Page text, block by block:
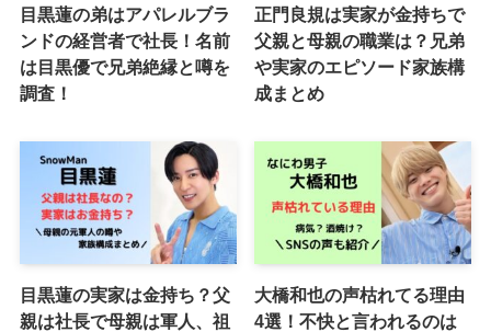
目黒蓮の弟はアパレルブラ
ンドの経営者で社長！名前
は目黒優で兄弟絶縁と噂を
調査！
正門良規は実家が金持ちで
父親と母親の職業は？兄弟
や実家のエピソード家族構
成まとめ
目黒蓮の実家は金持ち？父
親は社長で母親は軍人、祖
大橋和也の声枯れてる理由
4選！不快と言われるのは